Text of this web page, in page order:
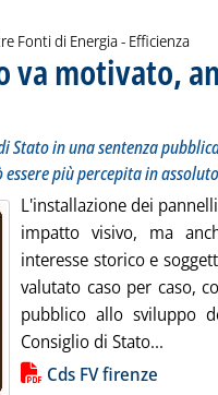
Fonti di Energia - Efficienza
va motivato,
Lo ha affermato il Consiglio di
Stato in una sentenza
essere più percepita in
L'installazione dei
impatto visivo, ma
interesse storico e
valutato caso per caso,
pubblico allo sviluppo
Consiglio di Stato...
notizia
Cds FV firenze